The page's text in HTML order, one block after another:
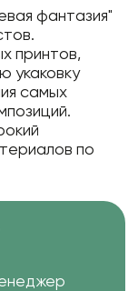
фантазия"
принтов,
укаковку
самых
по